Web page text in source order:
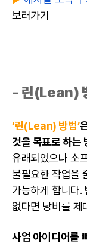
보러가기
- 린(Lean)
‘린(Lean) 방법’
것을 목표로 하는
유래되었으나 소
불필요한 작업을
가능하게 합니다.
없다면 낭비를 제
사업 아이디어를